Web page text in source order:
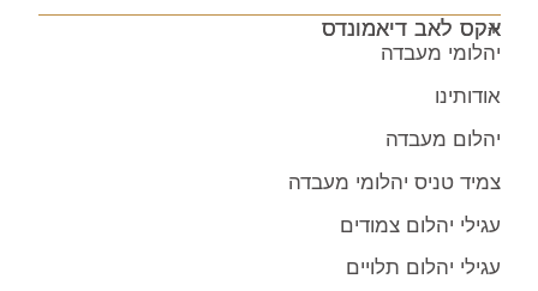
אקס לאב דיאמונדס
יהלומי מעבדה
אודותינו
יהלום מעבדה
צמיד טניס יהלומי מעבדה
עגילי יהלום צמודים
עגילי יהלום תלויים